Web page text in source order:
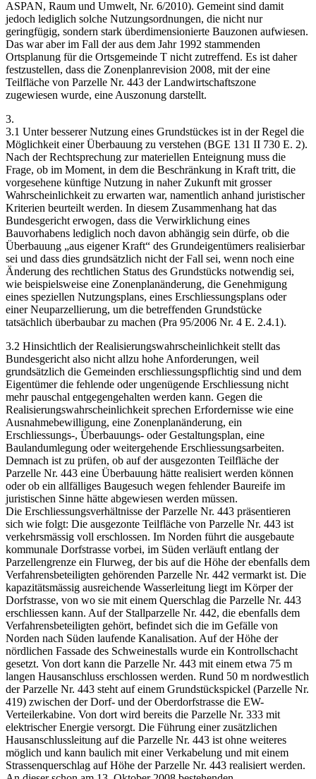
ASPAN, Raum und Umwelt, Nr. 6/2010). Gemeint sind damit
jedoch lediglich solche Nutzungsordnungen, die nicht nur
geringfügig, sondern stark überdimensionierte Bauzonen aufwiesen.
Das war aber im Fall der aus dem Jahr 1992 stammenden
Ortsplanung für die Ortsgemeinde T nicht zutreffend. Es ist daher
festzustellen, dass die Zonenplanrevision 2008, mit der eine
Teilfläche von Parzelle Nr. 443 der Landwirtschaftszone
zugewiesen wurde, eine Auszonung darstellt.
3.
3.1 Unter besserer Nutzung eines Grundstückes ist in der Regel die
Möglichkeit einer Überbauung zu verstehen (BGE 131 II 730 E. 2).
Nach der Rechtsprechung zur materiellen Enteignung muss die
Frage, ob im Moment, in dem die Beschränkung in Kraft tritt, die
vorgesehene künftige Nutzung in naher Zukunft mit grosser
Wahrscheinlichkeit zu erwarten war, namentlich anhand juristischer
Kriterien beurteilt werden. In diesem Zusammenhang hat das
Bundesgericht erwogen, dass die Verwirklichung eines
Bauvorhabens lediglich noch davon abhängig sein dürfe, ob die
Überbauung „aus eigener Kraft“ des Grundeigentümers realisierbar
sei und dass dies grundsätzlich nicht der Fall sei, wenn noch eine
Änderung des rechtlichen Status des Grundstücks notwendig sei,
wie beispielsweise eine Zonenplanänderung, die Genehmigung
eines speziellen Nutzungsplans, eines Erschliessungsplans oder
einer Neuparzellierung, um die betreffenden Grundstücke
tatsächlich überbaubar zu machen (Pra 95/2006 Nr. 4 E. 2.4.1).
3.2 Hinsichtlich der Realisierungswahrscheinlichkeit stellt das
Bundesgericht also nicht allzu hohe Anforderungen, weil
grundsätzlich die Gemeinden erschliessungspflichtig sind und dem
Eigentümer die fehlende oder ungenügende Erschliessung nicht
mehr pauschal entgegengehalten werden kann. Gegen die
Realisierungswahrscheinlichkeit sprechen Erfordernisse wie eine
Ausnahmebewilligung, eine Zonenplanänderung, ein
Erschliessungs-, Überbauungs- oder Gestaltungsplan, eine
Baulandumlegung oder weitergehende Erschliessungsarbeiten.
Demnach ist zu prüfen, ob auf der ausgezonten Teilfläche der
Parzelle Nr. 443 eine Überbauung hätte realisiert werden können
oder ob ein allfälliges Baugesuch wegen fehlender Baureife im
juristischen Sinne hätte abgewiesen werden müssen.
Die Erschliessungsverhältnisse der Parzelle Nr. 443 präsentieren
sich wie folgt: Die ausgezonte Teilfläche von Parzelle Nr. 443 ist
verkehrsmässig voll erschlossen. Im Norden führt die ausgebaute
kommunale Dorfstrasse vorbei, im Süden verläuft entlang der
Parzellengrenze ein Flurweg, der bis auf die Höhe der ebenfalls dem
Verfahrensbeteiligten gehörenden Parzelle Nr. 442 vermarkt ist. Die
kapazitätsmässig ausreichende Wasserleitung liegt im Körper der
Dorfstrasse, von wo sie mit einem Querschlag die Parzelle Nr. 443
erschliessen kann. Auf der Stallparzelle Nr. 442, die ebenfalls dem
Verfahrensbeteiligten gehört, befindet sich die im Gefälle von
Norden nach Süden laufende Kanalisation. Auf der Höhe der
nördlichen Fassade des Schweinestalls wurde ein Kontrollschacht
gesetzt. Von dort kann die Parzelle Nr. 443 mit einem etwa 75 m
langen Hausanschluss erschlossen werden. Rund 50 m nordwestlich
der Parzelle Nr. 443 steht auf einem Grundstückspickel (Parzelle Nr.
419) zwischen der Dorf- und der Oberdorfstrasse die EW-
Verteilerkabine. Von dort wird bereits die Parzelle Nr. 333 mit
elektrischer Energie versorgt. Die Führung einer zusätzlichen
Hausanschlussleitung auf die Parzelle Nr. 443 ist ohne weiteres
möglich und kann baulich mit einer Verkabelung und mit einem
Strassenquerschlag auf Höhe der Parzelle Nr. 443 realisiert werden.